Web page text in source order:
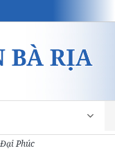
Phúc